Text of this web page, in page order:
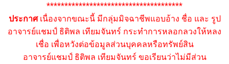
**************************************
ประกาศเนื่องจากขณะนี้ มีกลุ่มมิจฉาชีพแอบอ้าง ชื่อ และ รูป
อาจารย์แชมป์ ธิติพล เทียมจันทร์ กระทำการหลอกลวงให้หลง
เชื่อ เพื่อหวังต่อข้อมูลส่วนบุคคลหรือทรัพย์สิน
อาจารย์แชมป์ ธิติพล เทียมจันทร์ ขอเรียนว่าไม่มีส่วน